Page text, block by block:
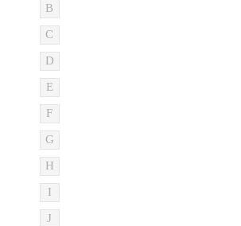
B
C
D
E
F
G
H
I
J